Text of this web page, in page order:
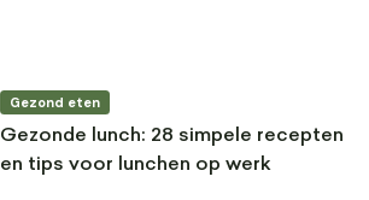
Gezond eten
Gezonde lunch: 28 simpele recepten
en tips voor lunchen op werk